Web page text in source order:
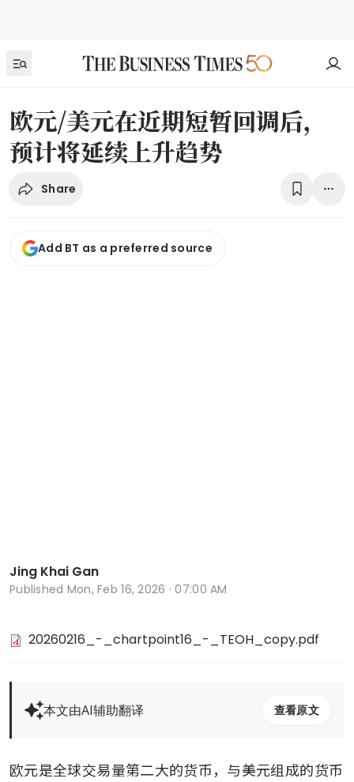
欧元/美元在近期短暂回调后，
预计将延续上升趋势
Share
Add BT as a preferred source
Jing Khai Gan
Published Mon, Feb 16, 2026 · 07:00 AM
20260216_-_chartpoint16_-_TEOH_copy.pdf
本文由AI辅助翻译 查看原文
欧元是全球交易量第二大的货币，与美元组成的货币